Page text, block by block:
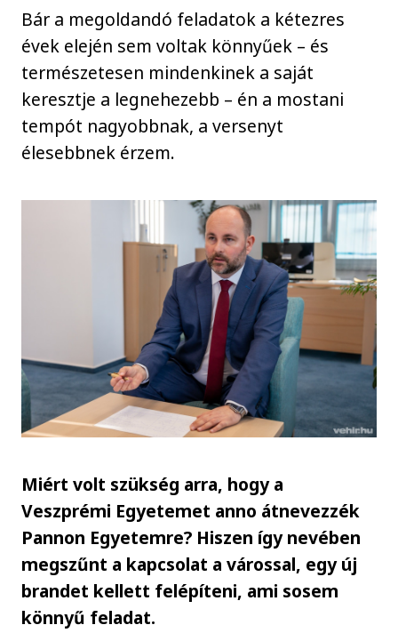
Bár a megoldandó feladatok a kétezres
évek elején sem voltak könnyűek – és
természetesen mindenkinek a saját
keresztje a legnehezebb – én a mostani
tempót nagyobbnak, a versenyt
élesebbnek érzem.
Miért volt szükség arra, hogy a
Veszprémi Egyetemet anno átnevezzék
Pannon Egyetemre? Hiszen így nevében
megszűnt a kapcsolat a várossal, egy új
brandet kellett felépíteni, ami sosem
könnyű feladat.